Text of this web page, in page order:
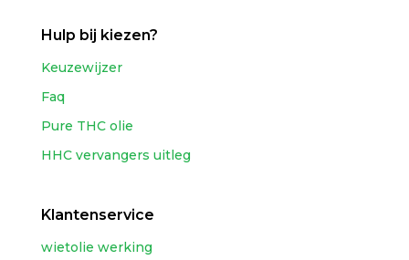
Hulp bij kiezen?
Keuzewijzer
Faq
Pure THC olie
HHC vervangers uitleg
Klantenservice
wietolie werking